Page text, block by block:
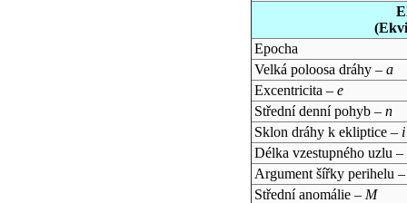
Epocha
Velká poloosa dráhy – a
Excentricita – e
Střední denní pohyb – n
Sklon dráhy k ekliptice – i
Délka vzestupného uzlu –
Argument šířky perihelu
Střední anomálie – M